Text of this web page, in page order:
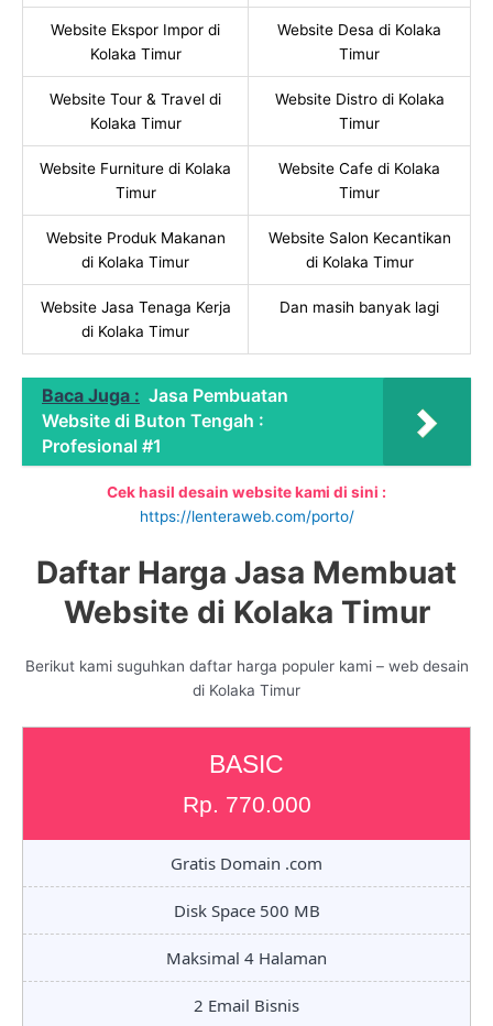
Website Ekspor Impor di
Kolaka Timur
Website Desa di Kolaka
Timur
Website Tour & Travel di
Kolaka Timur
Website Distro di Kolaka
Timur
Website Furniture di Kolaka
Timur
Website Cafe di Kolaka
Timur
Website Produk Makanan
di Kolaka Timur
Website Salon Kecantikan
di Kolaka Timur
Website Jasa Tenaga Kerja
di Kolaka Timur
Dan masih banyak lagi
Baca Juga : Jasa Pembuatan
Website di Buton Tengah :
Profesional #1
Cek hasil desain website kami di sini :
https://lenteraweb.com/porto/
Daftar Harga Jasa Membuat
Website di Kolaka Timur
Berikut kami suguhkan daftar harga populer kami – web desain
di Kolaka Timur
BASIC
Rp. 770.000
Gratis Domain .com
Disk Space 500 MB
Maksimal 4 Halaman
2 Email Bisnis